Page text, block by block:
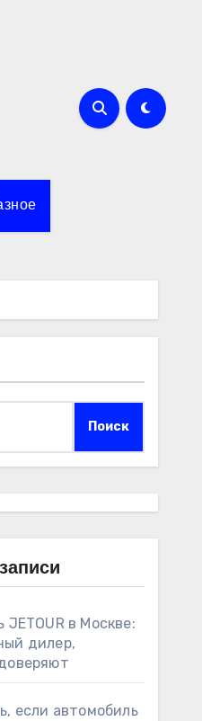
Поиск
JETOUR в Москве:
дилер,
если автомобиль